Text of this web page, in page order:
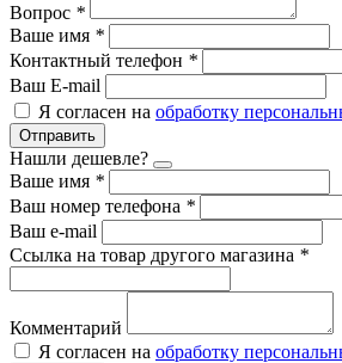
Вопрос *
Ваше имя *
Контактный телефон *
Ваш E-mail
Я согласен на обработку
Отправить
Нашли дешевле?
Ваше имя *
Ваш номер телефона *
Ваш e-mail
Ссылка на товар другого магазина *
Комментарий
Я согласен на обработку